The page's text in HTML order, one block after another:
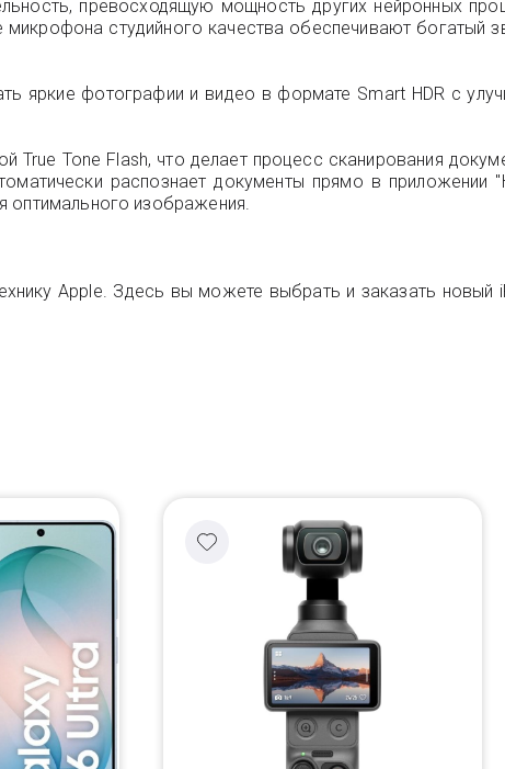
превосходящую мощность других нейронных
студийного качества обеспечивают богатый
яркие фотографии и видео в формате Smart HDR с
Tone Flash, что делает процесс сканирования
распознает документы прямо в
оптимального изображения.
Apple. Здесь вы можете выбрать и заказать новый